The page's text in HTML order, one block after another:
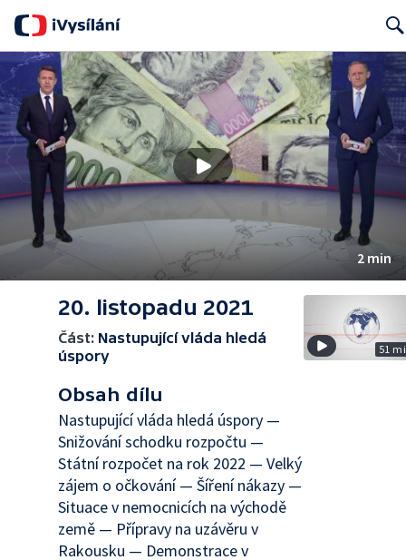
2 min
20. listopadu 2021
Část: Nastupující vláda hledá
úspory
Obsah dílu
Nastupující vláda hledá úspory —
Snižování schodku rozpočtu —
Státní rozpočet na rok 2022 — Velký
zájem o očkování — Šíření nákazy —
Situace v nemocnicích na východě
země — Přípravy na uzávěru v
Rakousku — Demonstrace v
51